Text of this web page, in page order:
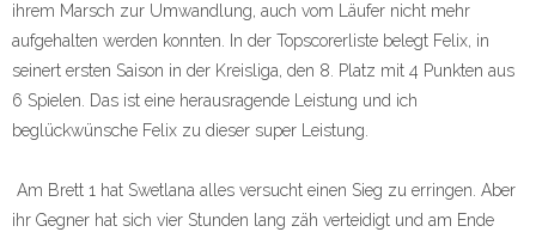
ihrem Marsch zur Umwandlung, auch vom Läufer nicht mehr
aufgehalten werden konnten. In der Topscorerliste belegt Felix, in
seinert ersten Saison in der Kreisliga, den 8. Platz mit 4 Punkten aus
6 Spielen. Das ist eine herausragende Leistung und ich
beglückwünsche Felix zu dieser super Leistung.
Am Brett 1 hat Swetlana alles versucht einen Sieg zu erringen. Aber
ihr Gegner hat sich vier Stunden lang zäh verteidigt und am Ende